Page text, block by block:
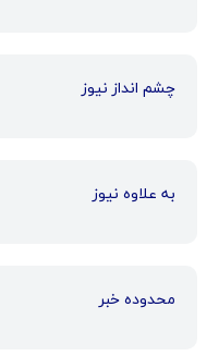
چشم انداز نیوز
به علاوه نیوز
محدوده خبر